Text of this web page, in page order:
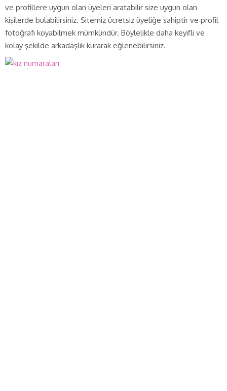
ve profillere uygun olan üyeleri aratabilir size uygun olan
kişilerde bulabilirsiniz. Sitemiz ücretsiz üyeliğe sahiptir ve profil
fotoğrafı koyabilmek mümkündür. Böylelikle daha keyifli ve
kolay şekilde arkadaşlık kurarak eğlenebilirsiniz.